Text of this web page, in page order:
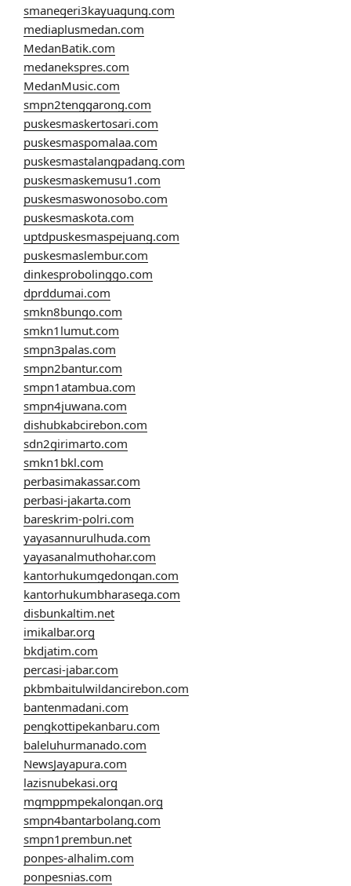
smanegeri3kayuagung.com
mediaplusmedan.com
MedanBatik.com
medanekspres.com
MedanMusic.com
smpn2tenggarong.com
puskesmaskertosari.com
puskesmaspomalaa.com
puskesmastalangpadang.com
puskesmaskemusu1.com
puskesmaswonosobo.com
puskesmaskota.com
uptdpuskesmaspejuang.com
puskesmaslembur.com
dinkesprobolinggo.com
dprddumai.com
smkn8bungo.com
smkn1lumut.com
smpn3palas.com
smpn2bantur.com
smpn1atambua.com
smpn4juwana.com
dishubkabcirebon.com
sdn2girimarto.com
smkn1bkl.com
perbasimakassar.com
perbasi-jakarta.com
bareskrim-polri.com
yayasannurulhuda.com
yayasanalmuthohar.com
kantorhukumgedongan.com
kantorhukumbharasega.com
disbunkaltim.net
imikalbar.org
bkdjatim.com
percasi-jabar.com
pkbmbaitulwildancirebon.com
bantenmadani.com
pengkottipekanbaru.com
baleluhurmanado.com
NewsJayapura.com
lazisnubekasi.org
mgmppmpekalongan.org
smpn4bantarbolang.com
smpn1prembun.net
ponpes-alhalim.com
ponpesnias.com